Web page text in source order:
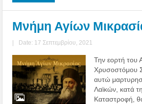
Μνήμη Αγίων
| Date: 17 Σεπτεμβρίου, 2021
Την εορτή του
Χρυσοστόμου
αυτώ
Λαϊκών, κατά
Καταστροφή,